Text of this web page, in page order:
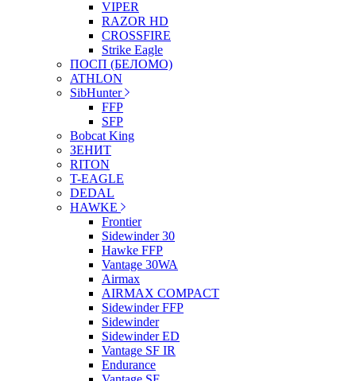
VIPER
RAZOR HD
CROSSFIRE
Strike Eagle
ПОСП (БЕЛОМО)
ATHLON
SibHunter
FFP
SFP
Bobcat King
ЗЕНИТ
RITON
T-EAGLE
DEDAL
HAWKE
Frontier
Sidewinder 30
Hawke FFP
Vantage 30WA
Airmax
AIRMAX COMPACT
Sidewinder FFP
Sidewinder
Sidewinder ED
Vantage SF IR
Endurance